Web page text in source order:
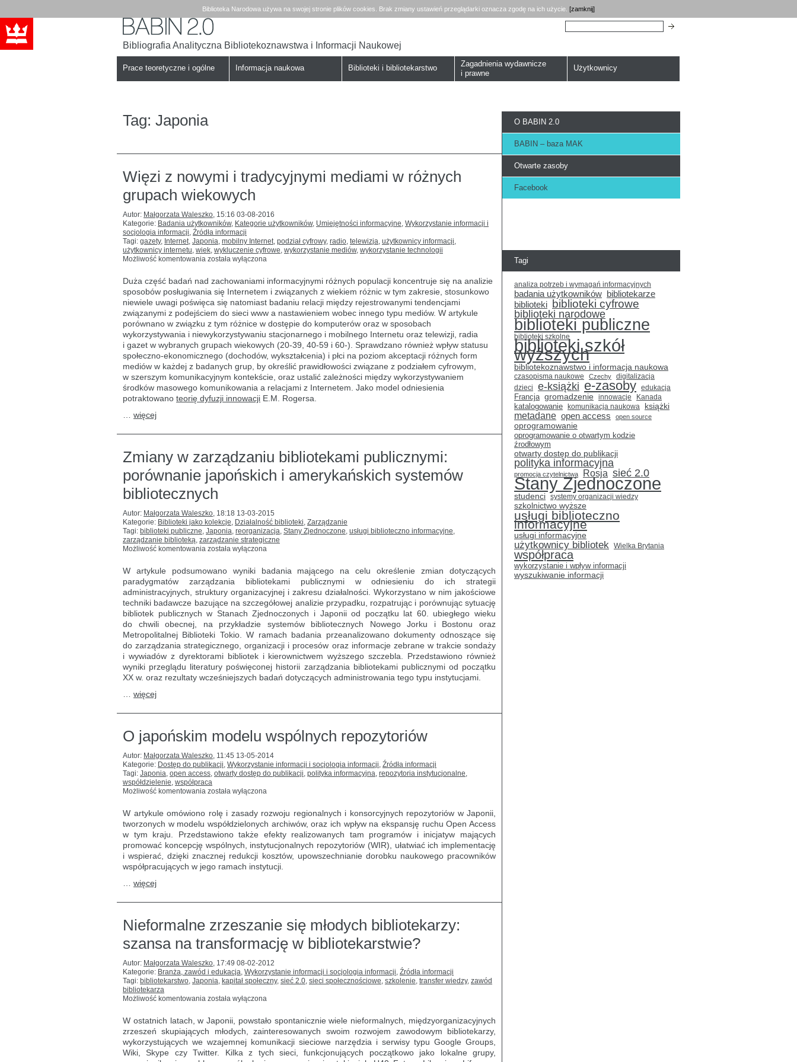
Biblioteka Narodowa używa na swojej stronie plików cookies. Brak zmiany ustawień przeglądarki oznacza zgodę na ich użycie. [zamknij]
Babin
Bibliografia Analityczna Bibliotekoznawstwa i Informacji Naukowej
Szukaj:
Prace teoretyczne i ogólne Informacja naukowa Biblioteki i bibliotekarstwo
Zagadnienia wydawnicze
i prawne
Użytkownicy
Tag: Japonia
Więzi z nowymi i tradycyjnymi mediami w różnych
grupach wiekowych
Autor: Małgorzata Waleszko, 15:16 03-08-2016
Kategorie: Badania użytkowników, Kategorie użytkowników, Umiejętności informacyjne, Wykorzystanie informacji i
socjologia informacji, Źródła informacji
Tagi: gazety, Internet, Japonia, mobilny Internet, podział cyfrowy, radio, telewizja, użytkownicy informacji,
użytkownicy internetu, wiek, wykluczenie cyfrowe, wykorzystanie mediów, wykorzystanie technologii
Możliwość komentowania Więzi
i tradycyjnymi
mediami
w różnych
grupach
wiekowych
została wyłączona
Duża część badań nad zachowaniami informacyjnymi różnych populacji koncentruje się na analizie
sposobów posługiwania się Internetem i związanych z wiekiem różnic w tym zakresie, stosunkowo
niewiele uwagi poświęca się natomiast badaniu relacji między rejestrowanymi tendencjami
związanymi z podejściem do sieci www a nastawieniem wobec innego typu mediów. W artykule
porównano w związku z tym różnice w dostępie do komputerów oraz w sposobach
wykorzystywania i niewykorzystywaniu stacjonarnego i mobilnego Internetu oraz telewizji, radia
i gazet w wybranych grupach wiekowych (20-39, 40-59 i 60-). Sprawdzano również wpływ statusu
społeczno-ekonomicznego (dochodów, wykształcenia) i płci na poziom akceptacji różnych form
mediów w każdej z badanych grup, by określić prawidłowości związane z podziałem cyfrowym,
w szerszym komunikacyjnym kontekście, oraz ustalić zależności między wykorzystywaniem
środków masowego komunikowania a relacjami z Internetem. Jako model odniesienia
potraktowano teorię dyfuzji innowacji E.M. Rogersa.
więcej
Zmiany w zarządzaniu bibliotekami publicznymi:
porównanie japońskich i amerykańskich systemów
bibliotecznych
Autor: Małgorzata Waleszko, 18:18 13-03-2015
Kategorie: Biblioteki jako kolekcje, Działalność biblioteki, Zarządzanie
Tagi: biblioteki publiczne, Japonia, reorganizacja, Stany Zjednoczone, usługi biblioteczno informacyjne,
zarządzanie biblioteką, zarządzanie strategiczne
Możliwość komentowania Zmiany
publicznymi:
porównanie
japońskich
i amerykańskich
systemów
bibliotecznych
została wyłączona
W artykule podsumowano wyniki badania mającego na celu określenie zmian dotyczących
paradygmatów zarządzania bibliotekami publicznymi w odniesieniu do ich strategii
administracyjnych, struktury organizacyjnej i zakresu działalności. Wykorzystano w nim jakościowe
techniki badawcze bazujące na szczegółowej analizie przypadku, rozpatrując i porównując sytuację
bibliotek publicznych w Stanach Zjednoczonych i Japonii od początku lat 60. ubiegłego wieku
do chwili obecnej, na przykładzie systemów bibliotecznych Nowego Jorku i Bostonu oraz
Metropolitalnej Biblioteki Tokio. W ramach badania przeanalizowano dokumenty odnoszące się
do zarządzania strategicznego, organizacji i procesów oraz informacje zebrane w trakcie sondaży
i wywiadów z dyrektorami bibliotek i kierownictwem wyższego szczebla. Przedstawiono również
wyniki przeglądu literatury poświęconej historii zarządzania bibliotekami publicznymi od początku
XX w. oraz rezultaty wcześniejszych badań dotyczących administrowania tego typu instytucjami.
więcej
O japońskim modelu wspólnych repozytoriów
Autor: Małgorzata Waleszko, 11:45 13-05-2014
Kategorie: Dostęp do publikacji, Wykorzystanie informacji i socjologia informacji, Źródła informacji
Tagi: Japonia, open access, otwarty dostęp do publikacji, polityka informacyjna, repozytoria instytucjonalne,
współdzielenie, współpraca
Możliwość komentowania O
modelu
wspólnych
repozytoriów
została wyłączona
W artykule omówiono rolę i zasady rozwoju regionalnych i konsorcyjnych repozytoriów w Japonii,
tworzonych w modelu współdzielonych archiwów, oraz ich wpływ na ekspansję ruchu Open Access
w tym kraju. Przedstawiono także efekty realizowanych tam programów i inicjatyw mających
promować koncepcję wspólnych, instytucjonalnych repozytoriów (WIR), ułatwiać ich implementację
i wspierać, dzięki znacznej redukcji kosztów, upowszechnianie dorobku naukowego pracowników
współpracujących w jego ramach instytucji.
więcej
Nieformalne zrzeszanie się młodych bibliotekarzy:
szansa na transformację w bibliotekarstwie?
Autor: Małgorzata Waleszko, 17:49 08-02-2012
Kategorie: Branża, zawód i edukacja, Wykorzystanie informacji i socjologia informacji, Źródła informacji
Tagi: bibliotekarstwo, Japonia, kapitał społeczny, sieć 2.0, sieci społecznościowe, szkolenie, transfer wiedzy, zawód
bibliotekarza
Możliwość komentowania Nieformalne
się
młodych
bibliotekarzy:
szansa
na transformację
w bibliotekarstwie?
została wyłączona
W ostatnich latach, w Japonii, powstało spontanicznie wiele nieformalnych, międzyorganizacyjnych
zrzeszeń skupiających młodych, zainteresowanych swoim rozwojem zawodowym bibliotekarzy,
wykorzystujących we wzajemnej komunikacji sieciowe narzędzia i serwisy typu Google Groups,
Wiki, Skype czy Twitter. Kilka z tych sieci, funkcjonujących początkowo jako lokalne grupy,
O BABIN 2.0
BABIN – baza MAK
Otwarte zasoby
Facebook
Tagi
analiza potrzeb i wymagań informacyjnych
badania użytkowników bibliotekarze
biblioteki biblioteki cyfrowe
biblioteki narodowe
biblioteki publiczne
biblioteki szkolne
biblioteki szkół
wyższych
bibliotekoznawstwo i informacja naukowa
czasopisma naukowe Czechy digitalizacja
dzieci e-książki e-zasoby edukacja
Francja gromadzenie innowacje
Kanada
katalogowanie
komunikacja naukowa książki
metadane open access open source
oprogramowanie
oprogramowanie o otwartym kodzie
źrodłowym
otwarty dostęp do publikacji
polityka informacyjna
promocja czytelnictwa Rosja sieć 2.0
Stany Zjednoczone
studenci systemy organizacji wiedzy
szkolnictwo wyższe
usługi biblioteczno
informacyjne
usługi informacyjne
użytkownicy bibliotek Wielka Brytania
współpraca
wykorzystanie i wpływ informacji
wyszukiwanie informacji